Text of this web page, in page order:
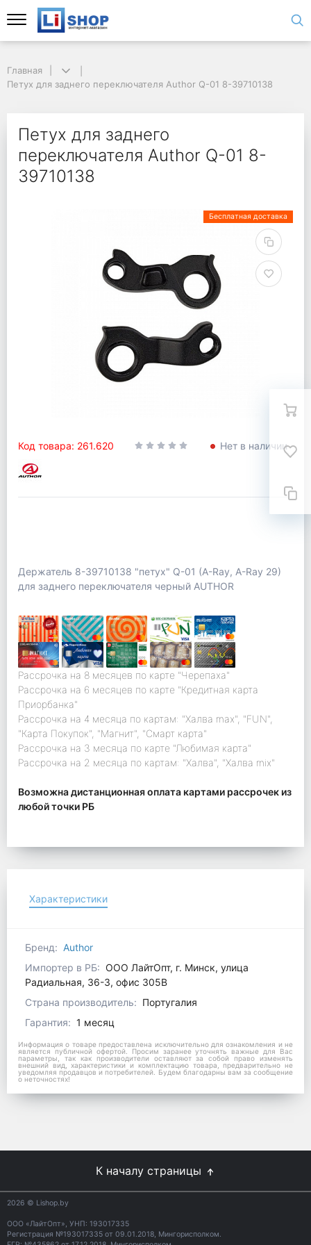
Главная
Петух для заднего переключателя Author Q-01 8-39710138
Петух для заднего
переключателя Author Q-01 8-
39710138
Бесплатная доставка
Код товара: 261.620 Нет в наличии
Держатель 8-39710138 "петух" Q-01 (A-Ray, A-Ray 29)
для заднего переключателя черный AUTHOR
Рассрочка на 8 месяцев по карте "Черепаха"
Рассрочка на 6 месяцев по карте "Кредитная карта
Приорбанка"
Рассрочка на 4 месяца по картам: "Халва max", "FUN",
"Карта Покупок", "Магнит", "Смарт карта"
Рассрочка на 3 месяца по карте "Любимая карта"
Рассрочка на 2 месяца по картам: "Халва", "Халва mix"
Возможна дистанционная оплата картами рассрочек из
любой точки РБ
Характеристики
Бренд: Author
Импортер в РБ: ООО ЛайтОпт, г. Минск, улица
Радиальная, 36-3, офис 305В
Страна производитель: Португалия
Гарантия: 1 месяц
Информация о товаре предоставлена исключительно для ознакомления и не
является публичной офертой. Просим заранее уточнять важные для Вас
параметры, так как производители оставляют за собой право изменять
внешний вид, характеристики и комплектацию товара, предварительно не
уведомляя продавцов и потребителей. Будем благодарны вам за сообщение
о неточностях!
К началу страницы
2026 © Lishop.by
ООО «ЛайтОпт», УНП: 193017335
Регистрация №193017335 от 09.01.2018, Мингорисполком.